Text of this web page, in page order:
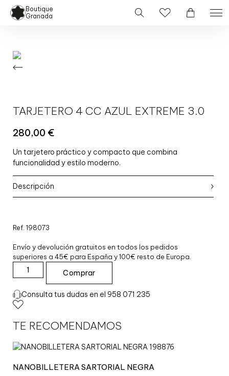
Boutique
Granada
TARJETERO 4 CC AZUL EXTREME 3.0
280,00 €
Un tarjetero práctico y compacto que combina
funcionalidad y estilo moderno.
Descripción
Ref. 198073
Envío y devolución gratuitos en todos los pedidos
superiores a 45€ para España y 100€ resto de Europa.
Consulta tus dudas en el 958 071 235
R
J
T
R
4
Comprar
TE RECOMENDAMOS
NANOBILLETERA SARTORIAL NEGRA